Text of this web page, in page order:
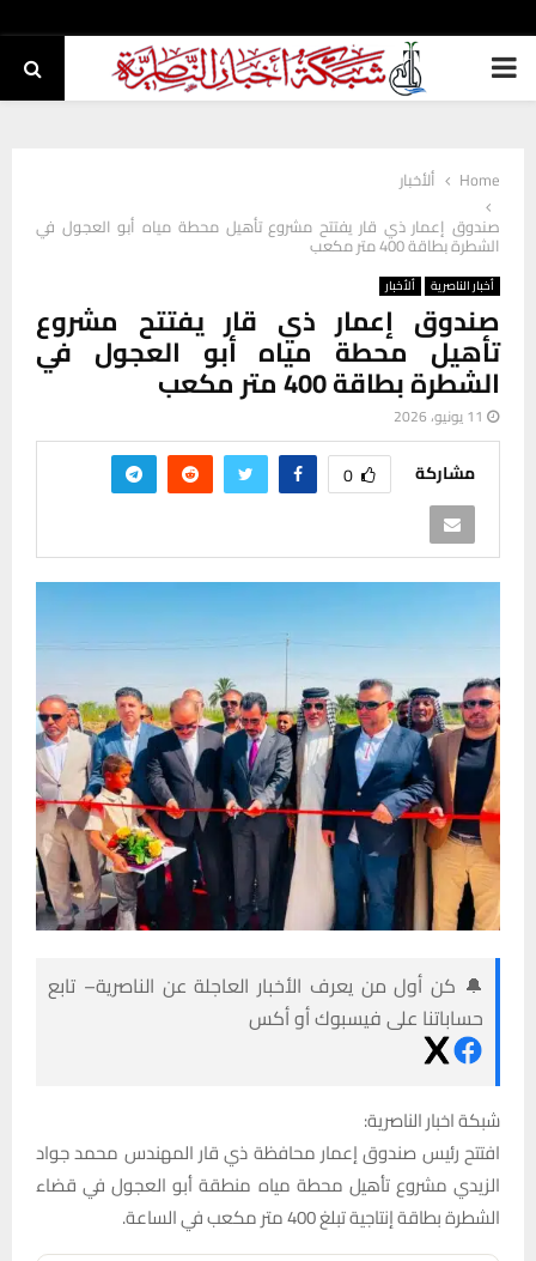
PRIMARY
Home
ألأخبار
صندوق إعمار ذي قار يفتتح مشروع تأهيل محطة مياه أبو العجول في
الشطرة بطاقة 400 متر مكعب
أخبار الناصرية ألأخبار
صندوق إعمار ذي قار يفتتح مشروع
تأهيل محطة مياه أبو العجول في
الشطرة بطاقة 400 متر مكعب
11 يونيو، 2026
مشاركة 0
🔔 كن أول من يعرف الأخبار العاجلة عن الناصرية– تابع
حساباتنا على فيسبوك أو أكس
شبكة اخبار الناصرية:
افتتح رئيس صندوق إعمار محافظة ذي قار المهندس محمد جواد
الزيدي مشروع تأهيل محطة مياه منطقة أبو العجول في قضاء
الشطرة بطاقة إنتاجية تبلغ 400 متر مكعب في الساعة.